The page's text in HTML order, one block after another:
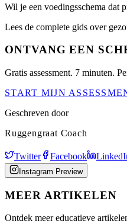
Wil je een voedingsschema dat
Lees de complete gids over
ONTVANG EEN
Gratis assessment. 7 minuten.
START MIJN
Geschreven door
Ruggengraat Coach
Twitter Facebook
Instagram Preview
MEER ARTIKELEN
Ontdek meer educatieve